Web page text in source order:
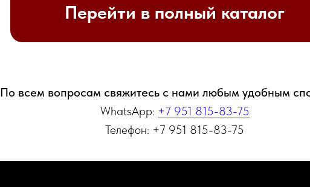
Перейти в полный каталог
По всем вопросам свяжитесь с нами любым удобным
WhatsApp: +7 951 815-83-75
Телефон: +7 951 815-83-75